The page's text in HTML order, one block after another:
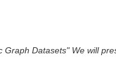
Datasets" We will